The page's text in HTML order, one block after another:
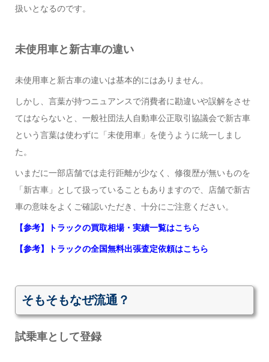
扱いとなるのです。
未使用車と新古車の違い
未使用車と新古車の違いは基本的にはありません。
しかし、言葉が持つニュアンスで消費者に勘違いや誤解をさせ
てはならないと、一般社団法人自動車公正取引協議会で新古車
という言葉は使わずに「未使用車」を使うように統一しまし
た。
いまだに一部店舗では走行距離が少なく、修復歴が無いものを
「新古車」として扱っていることもありますので、店舗で新古
車の意味をよくご確認いただき、十分にご注意ください。
【参考】トラックの買取相場・実績一覧はこちら
【参考】トラックの全国無料出張査定依頼はこちら
そもそもなぜ流通？
試乗車として登録